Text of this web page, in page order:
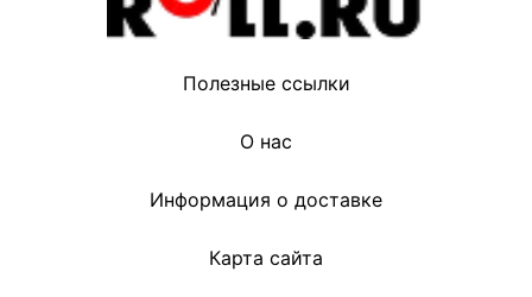
Полезные ссылки
О нас
Информация о доставке
Карта сайта